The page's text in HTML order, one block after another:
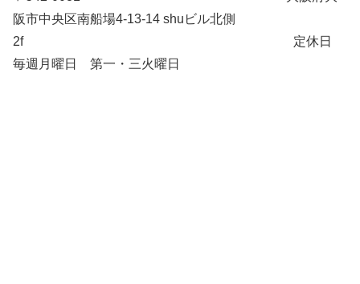
阪市中央区南船場4-13-14 shuビル北側
2f 定休日
毎週月曜日 第一・三火曜日